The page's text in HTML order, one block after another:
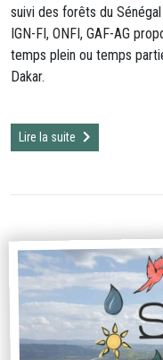
suivi des forêts du
IGN-FI, ONFI, GAF-AG
temps plein ou temps
Dakar.
Lire la suite